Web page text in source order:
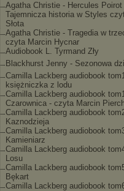
Agatha Christie - Hercules Poirot
Tajemnicza historia w Styles
Słota
Agatha Christie - Tragedia w
czyta Marcin Hycnar
Audiobook L. Tyrmand Zły
Blackhurst Jenny - Sezonowa
Camilla Lackberg audiobook
księżniczka z lodu
Camilla Lackberg audiobook
Czarownica - czyta Marcin
Camilla Lackberg audiobook
Kaznodzieja
Camilla Lackberg audiobook
Kamieniarz
Camilla Lackberg audiobook
Losu
Camilla Lackberg audiobook
Bękart
Camilla Lackberg audiobook